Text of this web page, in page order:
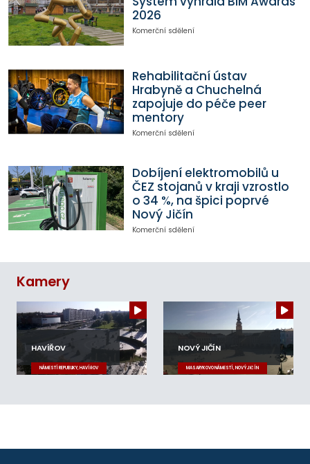
2026
Komerční sdělení
Rehabilitační ústav
Hrabyně a Chuchelná
zapojuje do péče peer
mentory
Komerční sdělení
Dobíjení elektromobilů u
ČEZ stojanů v kraji vzrostlo
o 34 %, na špici poprvé
Nový Jičín
Komerční sdělení
Kamery
HAVÍŘOV
NÁMĚSTÍ REPUBLIKY, HAVÍŘOV
NOVÝ JIČÍN
MASARYKOVO NÁMĚSTÍ, NOVÝ JIČÍN